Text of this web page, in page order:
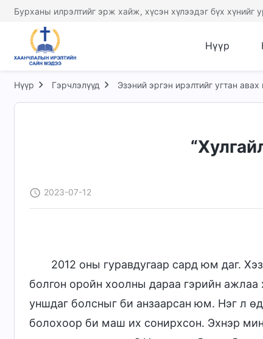
Бурханы илрэлтийг эрж хайж, хүсэн хүлээдэг бүх хүнийг
Нүүр
Нүүр Гэрчлэлүүд Эзэний эргэн ирэлтийг угтан авах
2023-07-12
2012 оны гуравдугаар сард юм даг.
болгон оройн хоолны дараа гэрийн
уншдаг болсныг би анзаарсан юм. Нэг л
болохоор би маш их сонирхсон. Эхнэр